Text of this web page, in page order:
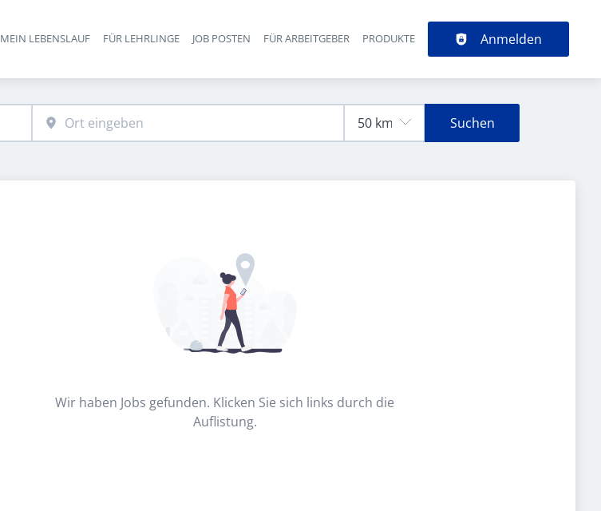
Haupt-Navigation
MEIN LEBENSLAUF FÜR LEHRLINGE JOB POSTEN FÜR ARBEITGEBER PRODUKTE Anmelden
Suchen
Wir haben Jobs gefunden. Klicken Sie sich links durch die
Auflistung.